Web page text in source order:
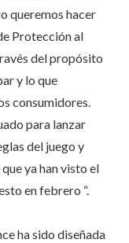
queremos hacer
Protección al
del propósito
y lo que
consumidores.
para lanzar
del juego y
ya han visto el
en febrero “.
ha sido diseñada